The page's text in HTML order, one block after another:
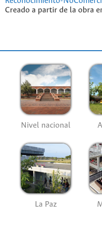
Creado a partir de la obra
Nivel nacional
La Paz